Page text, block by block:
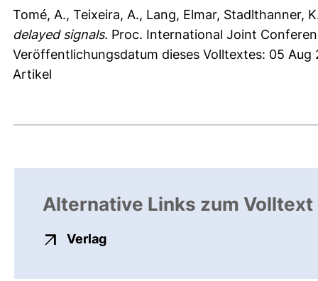
Tomé, A., Teixeira, A., Lang, Elmar, Stadlthanner,
delayed signals. Proc. International Joint
Veröffentlichungsdatum dieses Volltextes: 05 Aug
Artikel
Alternative Links zum Volltext
Verlagexterner Link, öffnet neues